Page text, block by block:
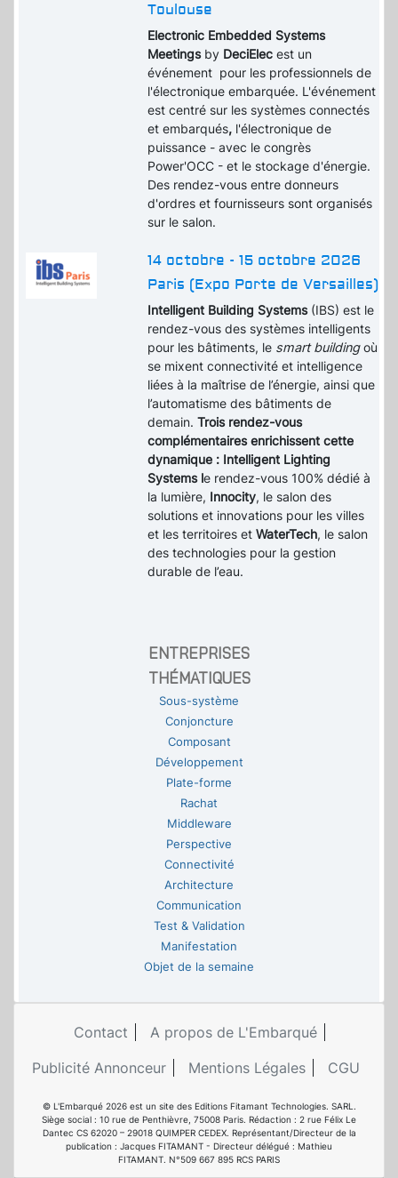
Toulouse
Electronic Embedded Systems
Meetingsby DeciElecest un
événement pour les professionnels de
l'électronique embarquée. L'événement
est centré sur les systèmes connectés
et embarqués, l'électronique de
puissance - avec le congrès
Power'OCC - et le stockage d'énergie.
Des rendez-vous entre donneurs
d'ordres et fournisseurs sont organisés
sur le salon.
14 octobre - 15 octobre 2026
Paris (Expo Porte de Versailles)
Intelligent Building Systems(IBS) est le
rendez-vous des systèmes intelligents
pour les bâtiments, le smart buildingoù
se mixent connectivité et intelligence
liées à la maîtrise de l’énergie, ainsi que
l’automatisme des bâtiments de
demain.Trois rendez-vous
complémentaires enrichissent cette
dynamique : Intelligent Lighting
Systems le rendez-vous 100% dédié à
la lumière, Innocity, le salon des
solutions et innovations pour les villes
et les territoires etWaterTech, le salon
des technologies pour la gestion
durable de l’eau.
ENTREPRISES
THÉMATIQUES
Sous-système
Conjoncture
Composant
Développement
Plate-forme
Rachat
Middleware
Perspective
Connectivité
Architecture
Communication
Test & Validation
Manifestation
Objet de la semaine
Contact
A propos de L'Embarqué
Publicité Annonceur
Mentions Légales CGU
© L'Embarqué 2026 est un site des Editions Fitamant Technologies. SARL.
Siège social : 10 rue de Penthièvre, 75008 Paris. Rédaction : 2 rue Félix Le
Dantec CS 62020 – 29018 QUIMPER CEDEX. Représentant/Directeur de la
publication : Jacques FITAMANT - Directeur délégué : Mathieu
FITAMANT. N°509 667 895 RCS PARIS